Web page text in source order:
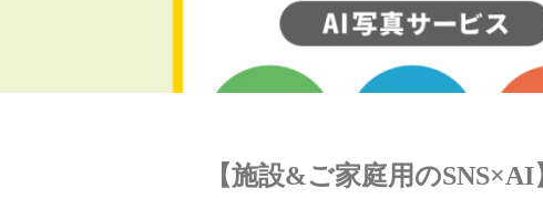
【施設&ご家庭用の